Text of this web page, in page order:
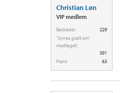
Christian Løn
VIP medlem
Beskeder:
229
"Synes godt om"
modtaget:
391
Point:
63